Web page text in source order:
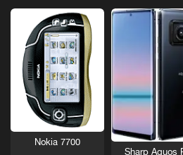
Sharp Aquos
Nokia 7700